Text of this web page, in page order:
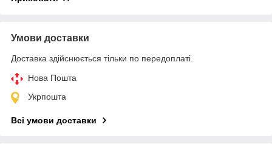
Умови доставки
Доставка здійснюється тільки по передоплаті.
Нова Пошта
Укрпошта
Всі умови доставки